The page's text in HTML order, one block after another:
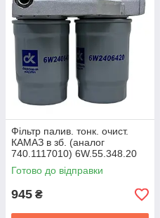
Фільтр палив. тонк. очист.
КАМАЗ в зб. (аналог
740.1117010) 6W.55.348.20
Готово до відправки
945 ₴